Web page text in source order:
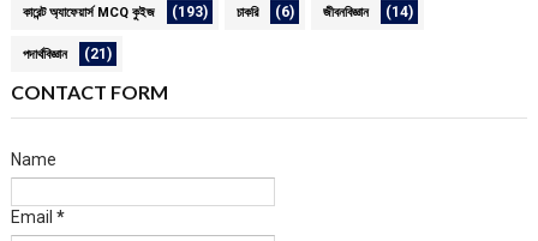
কারেন্ট অ্যাফেয়ার্স MCQ কুইজ (193) চাকরি (6) জীবনবিজ্ঞান (14)
পদার্থবিজ্ঞান (21)
CONTACT FORM
Name
Email *